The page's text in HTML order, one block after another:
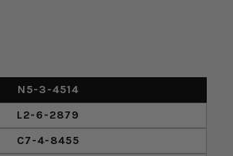
N5-3-4514
L2-6-2879
C7-4-8455